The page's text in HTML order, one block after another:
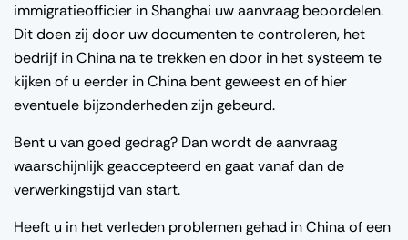
immigratieofficier in Shanghai uw aanvraag beoordelen.
Dit doen zij door uw documenten te controleren, het
bedrijf in China na te trekken en door in het systeem te
kijken of u eerder in China bent geweest en of hier
eventuele bijzonderheden zijn gebeurd.
Bent u van goed gedrag? Dan wordt de aanvraag
waarschijnlijk geaccepteerd en gaat vanaf dan de
verwerkingstijd van start.
Heeft u in het verleden problemen gehad in China of een